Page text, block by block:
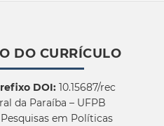
DO CURRÍCULO
DOI:10.15687/rec
da Paraíba – UFPB
em Políticas